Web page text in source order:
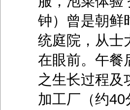
钟）曾是朝鲜
统庭院，从士
在眼前。午餐
之生长过程及
加工厂（约